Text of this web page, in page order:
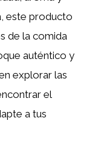
este producto
de la comida
auténtico y
explorar las
el
a tus